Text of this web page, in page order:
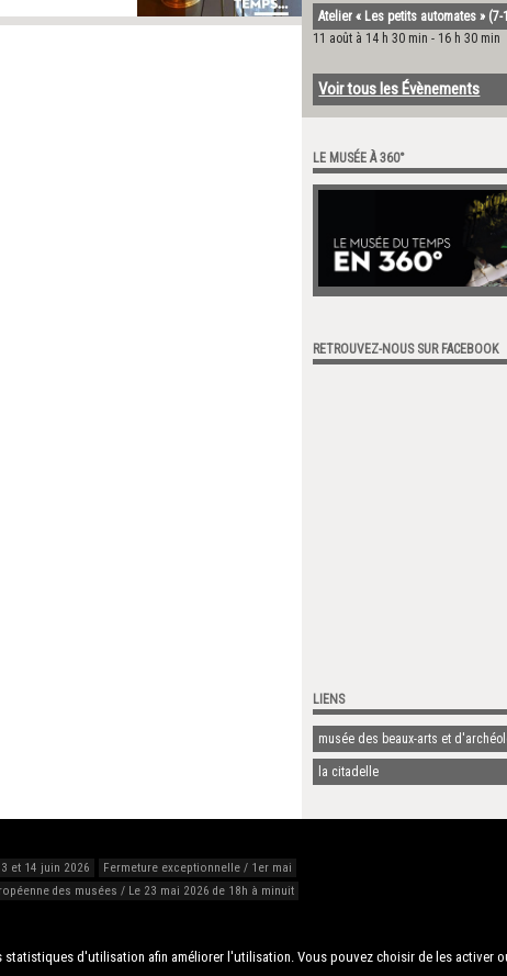
Atelier « Les petits automates » (7-
11 août à 14 h 30 min - 16 h 30 min
Voir tous les Évènements
LE MUSÉE À 360°
RETROUVEZ-NOUS SUR FACEBOOK
LIENS
musée des beaux-arts et
la citadelle
et 14 juin 2026
Fermeture exceptionnelle / 1er mai
des musées / Le 23 mai 2026 de 18h à minuit
d'utilisation afin améliorer l'utilisation. Vous pouvez choisir de les activer